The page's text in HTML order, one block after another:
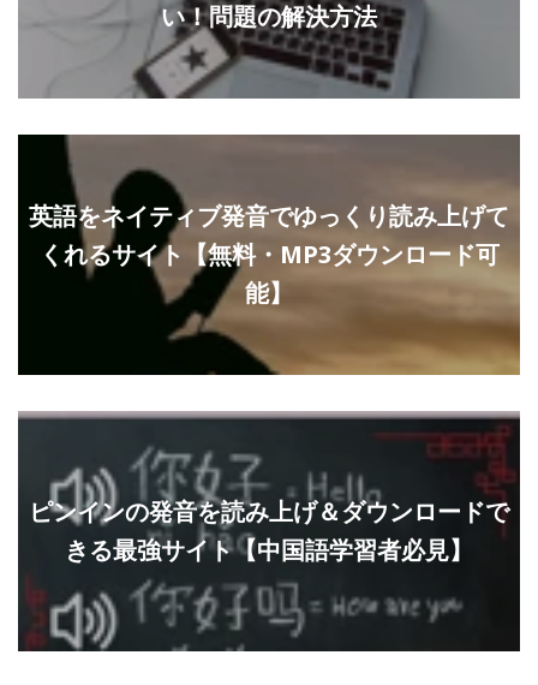
い！問題の解決方法
英語をネイティブ発音でゆっくり読み上げて
くれるサイト【無料・MP3ダウンロード可
能】
ピンインの発音を読み上げ＆ダウンロードで
きる最強サイト【中国語学習者必見】